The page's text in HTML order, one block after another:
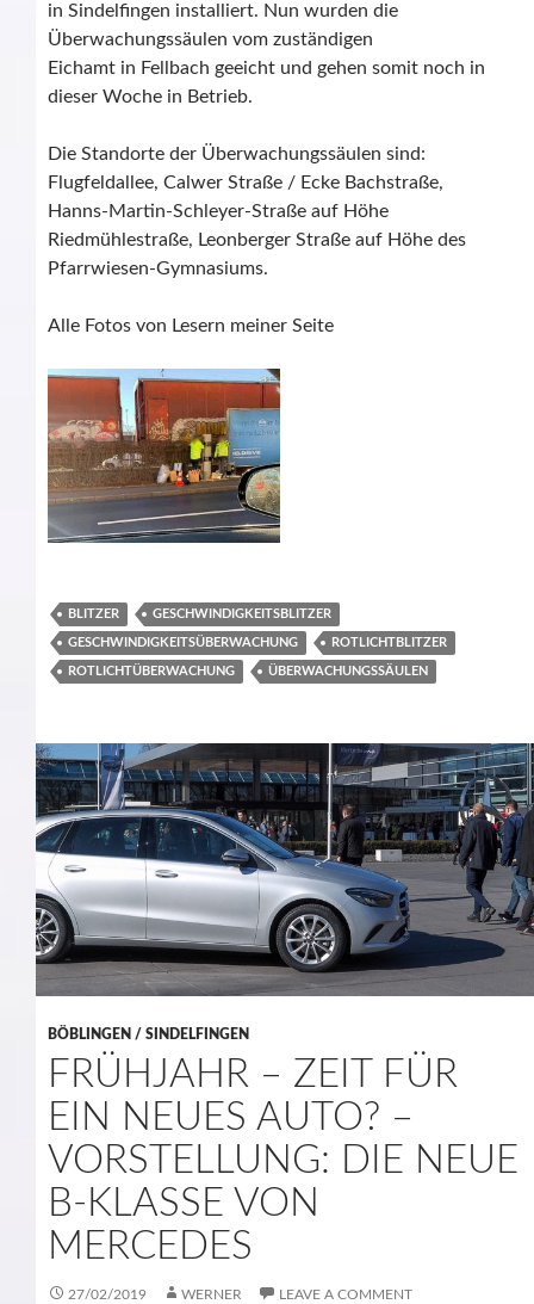
in Sindelfingen installiert. Nun wurden die
Überwachungssäulen vom zuständigen
Eichamt in Fellbach geeicht und gehen somit noch in
dieser Woche in Betrieb.
Die Standorte der Überwachungssäulen sind:
Flugfeldallee, Calwer Straße / Ecke Bachstraße,
Hanns-Martin-Schleyer-Straße auf Höhe
Riedmühlestraße, Leonberger Straße auf Höhe des
Pfarrwiesen-Gymnasiums.
Alle Fotos von Lesern meiner Seite
BLITZER GESCHWINDIGKEITSBLITZER
GESCHWINDIGKEITSÜBERWACHUNG ROTLICHTBLITZER
ROTLICHTÜBERWACHUNG ÜBERWACHUNGSSÄULEN
BÖBLINGEN / SINDELFINGEN
FRÜHJAHR – ZEIT FÜR
EIN NEUES AUTO? –
VORSTELLUNG: DIE NEUE
B-KLASSE VON
MERCEDES
27/02/2019 WERNER LEAVE A COMMENT